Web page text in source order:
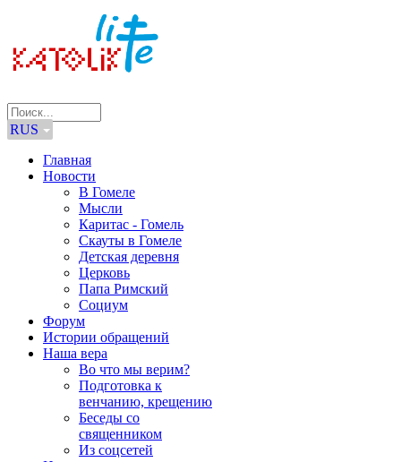
RUS
Главная
Новости
В Гомеле
Мысли
Каритас - Гомель
Скауты в Гомеле
Детская деревня
Церковь
Папа Римский
Социум
Форум
Истории обращений
Наша вера
Во что мы верим?
Подготовка к
венчанию, крещению
Беседы со
священником
Из соцсетей